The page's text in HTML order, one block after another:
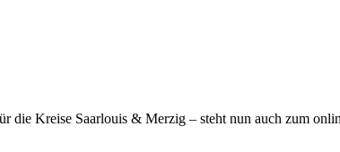
Kreise Saarlouis & Merzig – steht nun auch zum